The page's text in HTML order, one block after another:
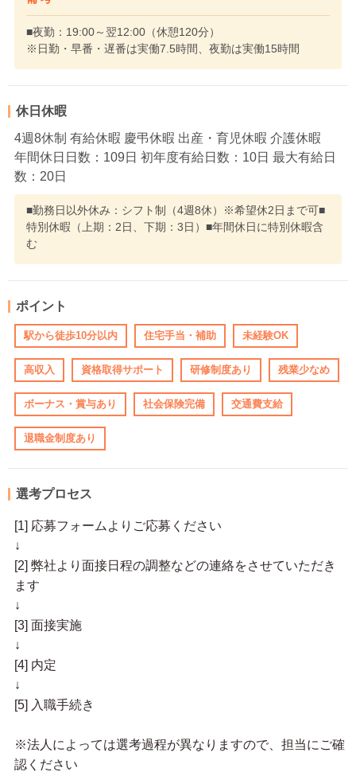
■夜勤：19:00～翌12:00（休憩120分）
※日勤・早番・遅番は実働7.5時間、夜勤は実働15時間
休日休暇
4週8休制 有給休暇 慶弔休暇 出産・育児休暇 介護休暇
年間休日日数：109日 初年度有給日数：10日 最大有給日
数：20日
■勤務日以外休み：シフト制（4週8休）※希望休2日まで可■
特別休暇（上期：2日、下期：3日）■年間休日に特別休暇含
む
ポイント
駅から徒歩10分以内 住宅手当・補助 未経験OK
高収入 資格取得サポート 研修制度あり 残業少なめ
ボーナス・賞与あり 社会保険完備 交通費支給
退職金制度あり
選考プロセス
[1] 応募フォームよりご応募ください
↓
[2] 弊社より面接日程の調整などの連絡をさせていただき
ます
↓
[3] 面接実施
↓
[4] 内定
↓
[5] 入職手続き
※法人によっては選考過程が異なりますので、担当にご確
認ください